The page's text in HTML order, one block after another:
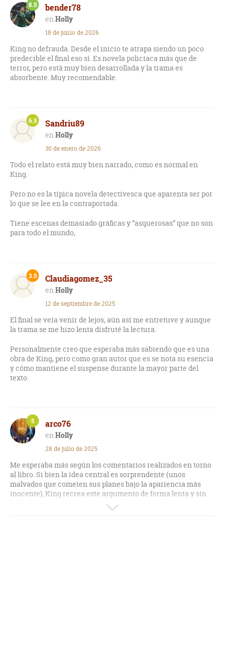
bender78
Holly
8.5
18 de junio de 2026
King no defrauda. Desde el inicio te atrapa siendo un poco
predecible el final eso sí. Es novela policíaca más que de
terror, pero está muy bien desarrollada y la trama es
absorbente. Muy recomendable.
Sandriu89
Holly
6.5
30 de enero de 2026
Todo el relato está muy bien narrado, como es normal en
King.
Pero no es la típica novela detectivesca que aparenta ser por
lo que se lee en la contraportada.
Tiene escenas demasiado gráficas y “asquerosas” que no son
para todo el mundo,
Claudiagomez_35
Holly
3.5
12 de septiembre de 2025
El final se veía venir de lejos, aún así me entretuve y aunque
la trama se me hizo lenta disfruté la lectura.
Personalmente creo que esperaba más sabiendo que es una
obra de King, pero como gran autor que es se nota su esencia
y cómo mantiene el suspense durante la mayor parte del
texto.
arco76
Holly
5
28 de julio de 2025
Me esperaba más según los comentarios realizados en torno
al libro. Si bien la idea central es sorprendente (unos
malvados que cometen sus planes bajo la apariencia más
inocente), King recrea este argumento de forma lenta y sin
brillo. Hay una carencia de giros sorprendentes que ocasiona
que el lector ya sepa lo que va a ocurrir con antelación. Y el